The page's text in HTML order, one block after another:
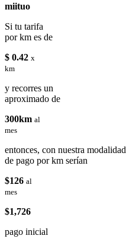
miituo
Si tu tarifa
por km es de
$ 0.42 x
km
y recorres un
aproximado de
300km al
mes
entonces, con nuestra modalidad
de pago por km serían
$126 al
mes
$1,726
pago inicial